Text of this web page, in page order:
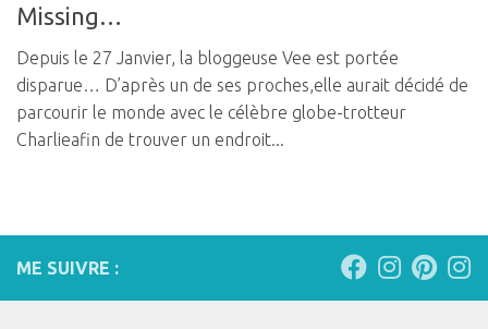
Missing…
Depuis le 27 Janvier, la bloggeuse Vee est portée
disparue… D’après un de ses proches,elle aurait décidé de
parcourir le monde avec le célèbre globe-trotteur
Charlieafin de trouver un endroit...
ME SUIVRE :